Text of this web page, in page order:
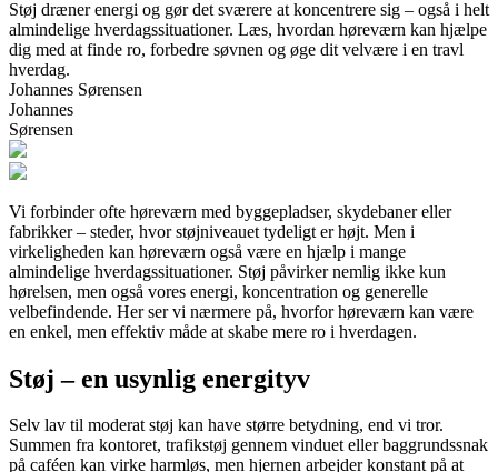
Støj dræner energi og gør det sværere at koncentrere sig – også i helt
almindelige hverdagssituationer. Læs, hvordan høreværn kan hjælpe
dig med at finde ro, forbedre søvnen og øge dit velvære i en travl
hverdag.
Johannes Sørensen
Johannes
Sørensen
Vi forbinder ofte høreværn med byggepladser, skydebaner eller
fabrikker – steder, hvor støjniveauet tydeligt er højt. Men i
virkeligheden kan høreværn også være en hjælp i mange
almindelige hverdagssituationer. Støj påvirker nemlig ikke kun
hørelsen, men også vores energi, koncentration og generelle
velbefindende. Her ser vi nærmere på, hvorfor høreværn kan være
en enkel, men effektiv måde at skabe mere ro i hverdagen.
Støj – en usynlig energityv
Selv lav til moderat støj kan have større betydning, end vi tror.
Summen fra kontoret, trafikstøj gennem vinduet eller baggrundssnak
på caféen kan virke harmløs, men hjernen arbejder konstant på at